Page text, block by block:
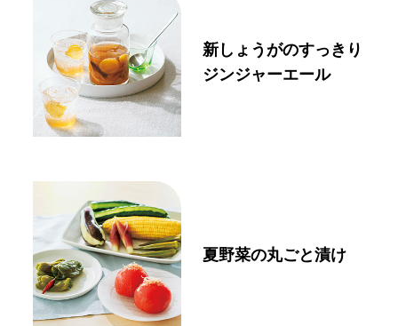
新しょうがのすっきり
ジンジャーエール
夏野菜の丸ごと漬け